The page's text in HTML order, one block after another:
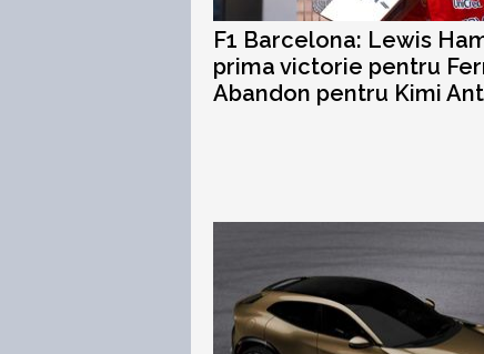
F1 Barcelona: Lewis
prima victorie pentru
Abandon pentru Kimi